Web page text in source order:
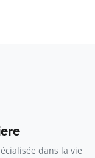
dans la vie